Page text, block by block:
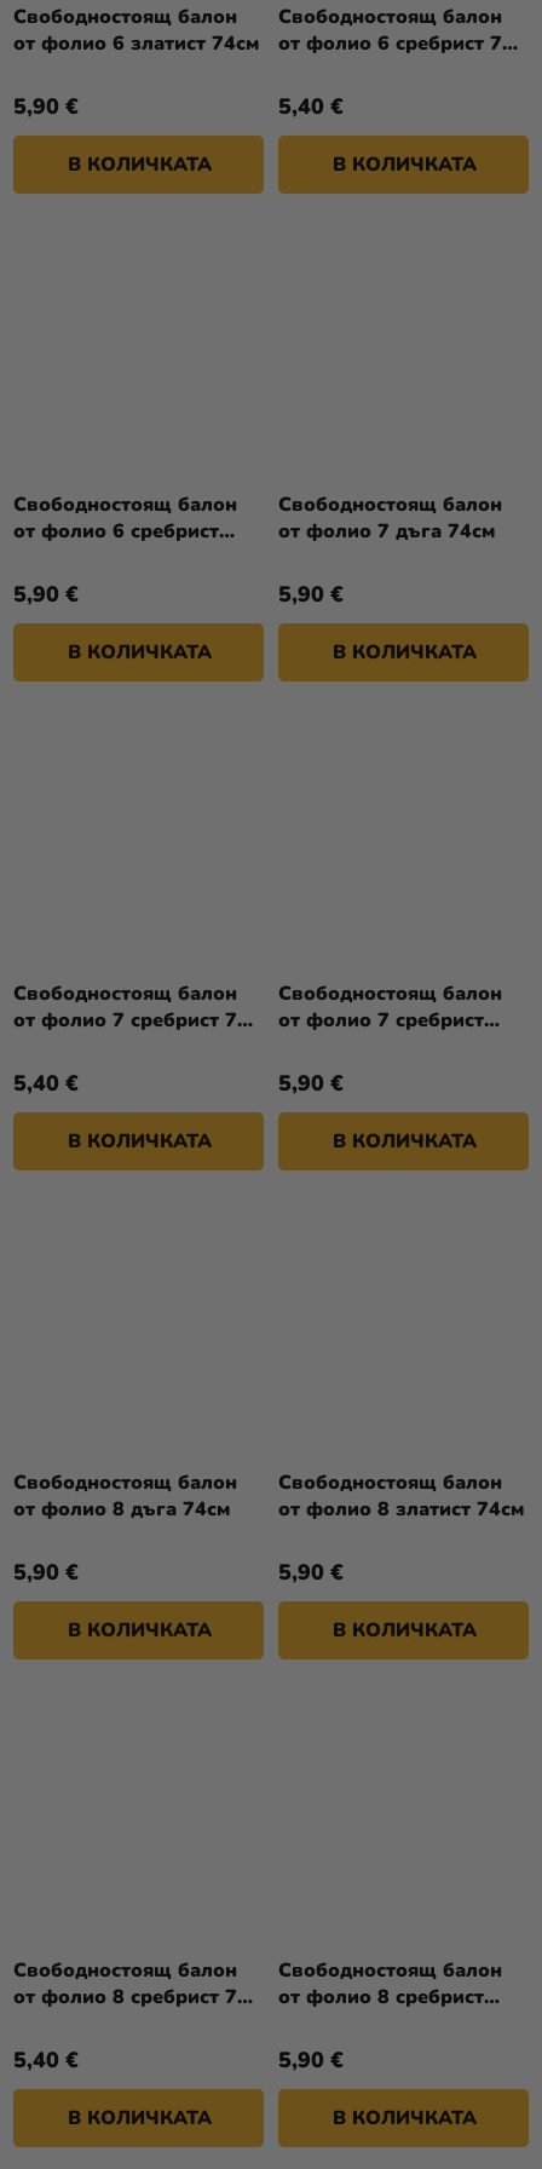
Свободностоящ балон
от фолио 6 златист 74см
5,90 €
В КОЛИЧКАТА
Свободностоящ балон
от фолио 6 сребрист 70
5,40 €
В КОЛИЧКАТА
Свободностоящ балон
от фолио 6 сребрист
5,90 €
В КОЛИЧКАТА
Свободностоящ балон
от фолио 7 дъга 74см
5,90 €
В КОЛИЧКАТА
Свободностоящ балон
от фолио 7 сребрист 70
5,40 €
В КОЛИЧКАТА
Свободностоящ балон
от фолио 7 сребрист
5,90 €
В КОЛИЧКАТА
Свободностоящ балон
от фолио 8 дъга 74см
5,90 €
В КОЛИЧКАТА
Свободностоящ балон
от фолио 8 златист 74см
5,90 €
В КОЛИЧКАТА
Свободностоящ балон
от фолио 8 сребрист 70
5,40 €
В КОЛИЧКАТА
Свободностоящ балон
от фолио 8 сребрист
5,90 €
В КОЛИЧКАТА